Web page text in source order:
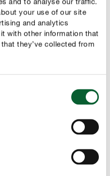
your use of our site
and analytics
with other information that
they’ve collected from
na het planten
zo weinig